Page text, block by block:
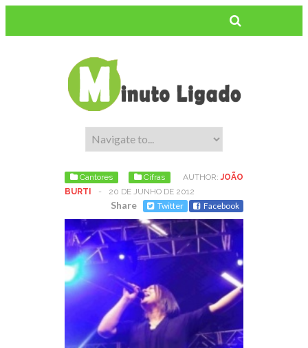
Cantores Cifras AUTHOR: JOÃO
BURTI
- 20 DE JUNHO DE 2012
Share Twitter Facebook